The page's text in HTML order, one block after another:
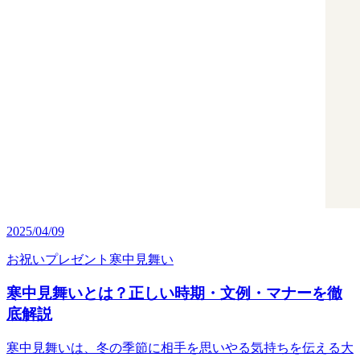
2025/04/09
お祝いプレゼント 寒中見舞い
寒中見舞いとは？正しい時期・文例・マナーを徹
底解説
寒中見舞いは、冬の季節に相手を思いやる気持ちを伝える大